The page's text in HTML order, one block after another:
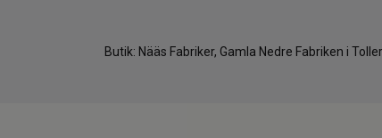
Butik: Nääs Fabriker, Gamla Nedre Fabriken i